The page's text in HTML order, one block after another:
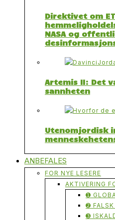
Direktivet om
NASA og
Artemis II: Det
sannheten
Utenomjordisk
ANBEFALES
FOR NYE LESERE
AKTIVERING
➊
➋ FALSK
➌